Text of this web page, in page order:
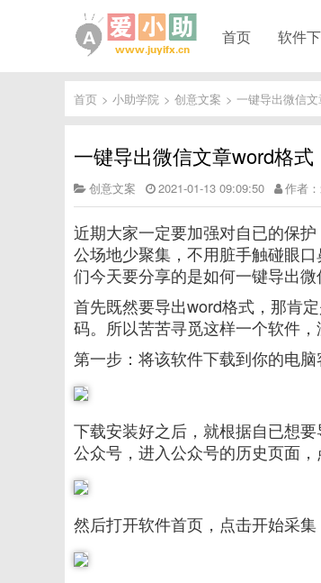
首页 软件
首页 > 小助学院 > 创意文案 > 一键导出微信
一键导出微信文章word格式
创意文案 2021-01-13 09:09:50 作者
近期大家一定要加强对自已的保
公场地少聚集，不用脏手触碰眼
们今天要分享的是如何一键导出微
首先既然要导出word格式，那肯
码。所以苦苦寻觅这样一个软件
第一步：将该软件下载到你的电脑
下载安装好之后，就根据自已想
公众号，进入公众号的历史页面，
然后打开软件首页，点击开始采